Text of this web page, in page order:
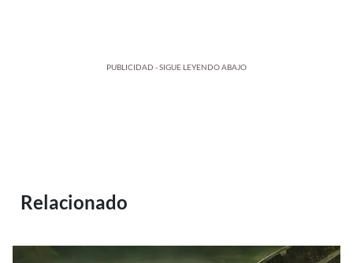
PUBLICIDAD - SIGUE LEYENDO ABAJO
Relacionado